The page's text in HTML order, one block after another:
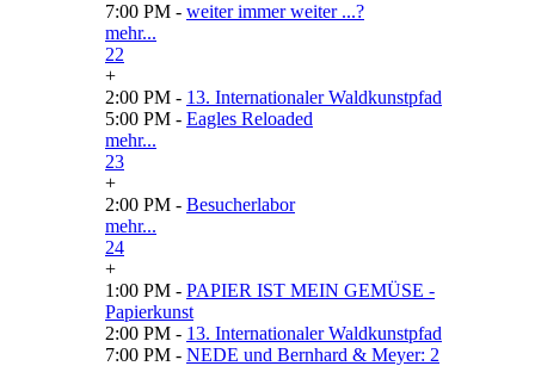
7:00 PM - weiter immer weiter ...?
mehr...
22
+
2:00 PM - 13. Internationaler Waldkunstpfad
5:00 PM - Eagles Reloaded
mehr...
23
+
2:00 PM - Besucherlabor
mehr...
24
+
1:00 PM - PAPIER IST MEIN GEMÜSE -
Papierkunst
2:00 PM - 13. Internationaler Waldkunstpfad
7:00 PM - NEDE und Bernhard & Meyer: 2